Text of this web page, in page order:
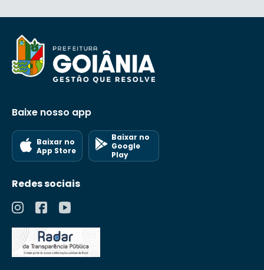
Baixe nosso app
Baixar no
App Store
Baixar no
Google
Play
Redes sociais